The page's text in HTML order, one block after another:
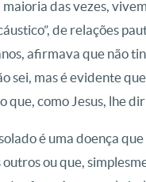
das vezes,
de relações
afirmava que não
sei, mas é evidente
que, como Jesus, lhe
é uma doença que
ou que,